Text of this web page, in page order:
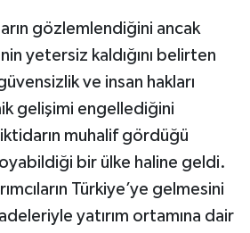
gözlemlendiğini ancak
yetersiz kaldığını belirten
ve insan hakları
gelişimi engellediğini
muhalif gördüğü
bir ülke haline geldi.
Türkiye’ye gelmesini
yatırım ortamına dair